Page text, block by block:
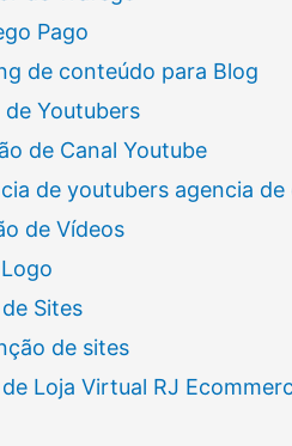
Pago
de conteúdo para Blog
de Youtubers
de Canal Youtube
de youtubers agencia
de Vídeos
Sites
de sites
Loja Virtual RJ